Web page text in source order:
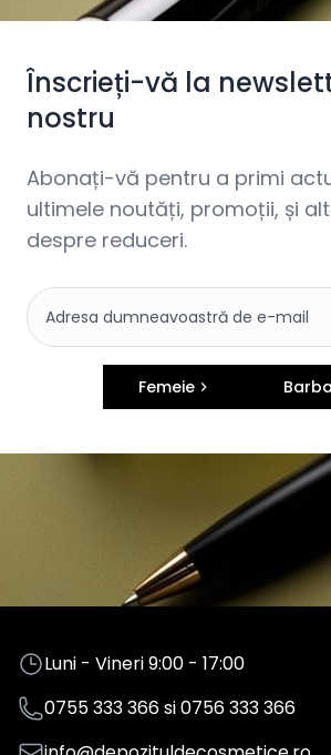
Înscrieți-vă la
nostru
Abonați-vă pentru a primi
ultimele noutăți, promoții, și
despre reduceri.
Femeie
Luni - Vineri 9:00 - 17:00
0755 333 366si0756 333 366